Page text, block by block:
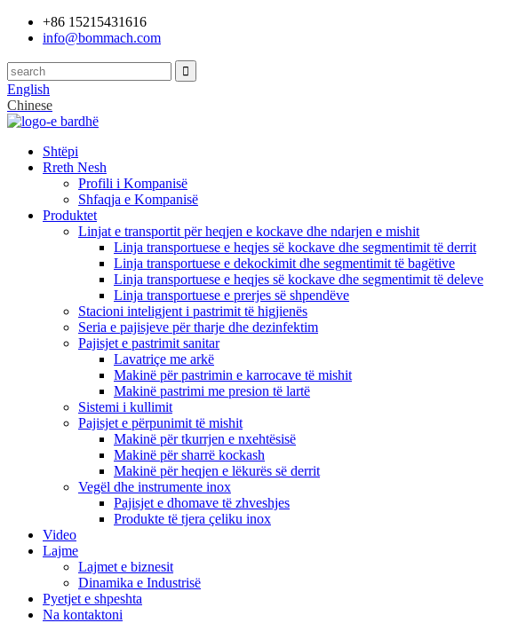
+86 15215431616
info@bommach.com
English
Chinese
Shtëpi
Rreth Nesh
Profili i Kompanisë
Shfaqja e Kompanisë
Produktet
Linjat e transportit për heqjen e kockave dhe ndarjen e mishit
Linja transportuese e heqjes së kockave dhe segmentimit të derrit
Linja transportuese e dekockimit dhe segmentimit të bagëtive
Linja transportuese e heqjes së kockave dhe segmentimit të deleve
Linja transportuese e prerjes së shpendëve
Stacioni inteligjent i pastrimit të higjienës
Seria e pajisjeve për tharje dhe dezinfektim
Pajisjet e pastrimit sanitar
Lavatriçe me arkë
Makinë për pastrimin e karrocave të mishit
Makinë pastrimi me presion të lartë
Sistemi i kullimit
Pajisjet e përpunimit të mishit
Makinë për tkurrjen e nxehtësisë
Makinë për sharrë kockash
Makinë për heqjen e lëkurës së derrit
Vegël dhe instrumente inox
Pajisjet e dhomave të zhveshjes
Produkte të tjera çeliku inox
Video
Lajme
Lajmet e biznesit
Dinamika e Industrisë
Pyetjet e shpeshta
Na kontaktoni